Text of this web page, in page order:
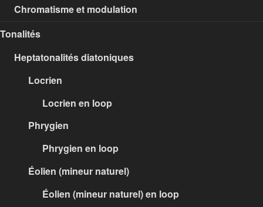
Chromatisme et modulation
Tonalités
Heptatonalités diatoniques
Locrien
Locrien en loop
Phrygien
Phrygien en loop
Éolien (mineur naturel)
Éolien (mineur naturel) en loop